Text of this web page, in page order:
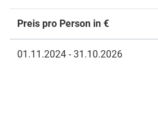
Preis pro Person in €
01.11.2024 - 31.10.2026